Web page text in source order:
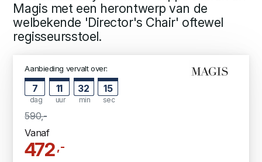
Magis met een herontwerp van de
welbekende 'Director's Chair' oftewel
regisseursstoel.
Aanbieding vervalt over:
7
dag
11
uur
32
min
14
sec
590,-
Vanaf
472,-